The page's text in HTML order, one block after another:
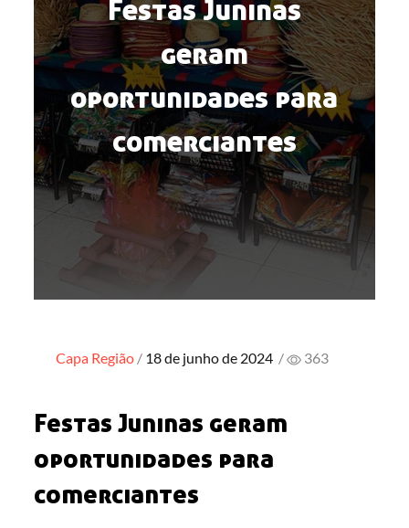
Festas Juninas
geram
oportunidades para
comerciantes
Capa Região Posted
18 de junho de 2024 / 363
Festas Juninas geram
oportunidades para
comerciantes